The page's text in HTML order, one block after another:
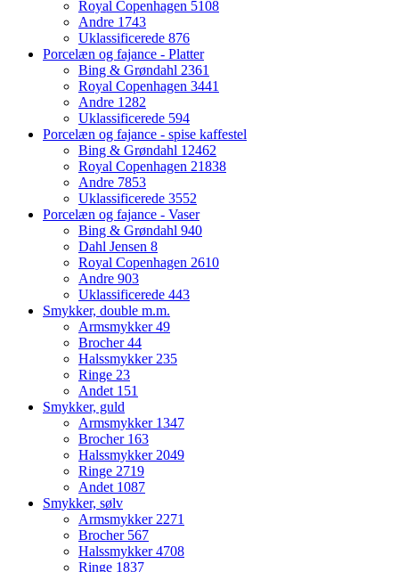
Royal Copenhagen 5108
Andre 1743
Uklassificerede 876
Porcelæn og fajance - Platter
Bing & Grøndahl 2361
Royal Copenhagen 3441
Andre 1282
Uklassificerede 594
Porcelæn og fajance - spise kaffestel
Bing & Grøndahl 12462
Royal Copenhagen 21838
Andre 7853
Uklassificerede 3552
Porcelæn og fajance - Vaser
Bing & Grøndahl 940
Dahl Jensen 8
Royal Copenhagen 2610
Andre 903
Uklassificerede 443
Smykker, double m.m.
Armsmykker49
Brocher44
Halssmykker 235
Ringe 23
Andet 151
Smykker, guld
Armsmykker 1347
Brocher 163
Halssmykker 2049
Ringe 2719
Andet 1087
Smykker, sølv
Armsmykker 2271
Brocher 567
Halssmykker4708
Ringe 1837